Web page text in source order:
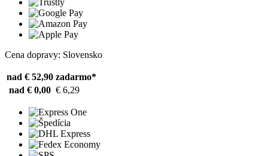
Cena dopravy: Slovensko
nad € 52,90 zadarmo*
nad € 0,00 € 6,29